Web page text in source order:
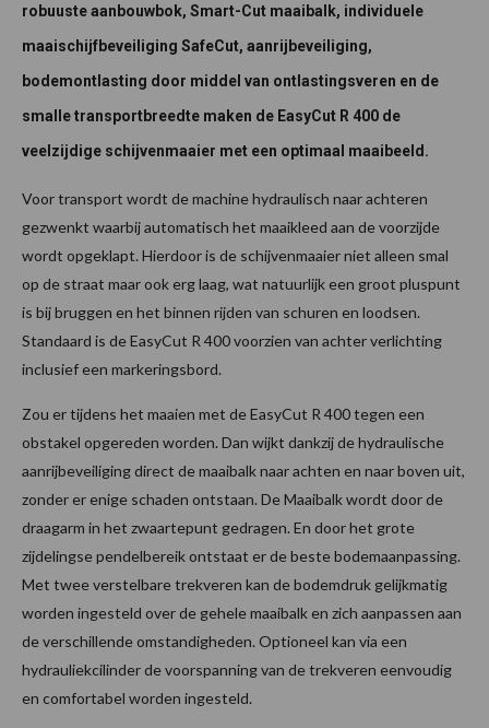
robuuste aanbouwbok, Smart-Cut maaibalk, individuele
maaischijfbeveiliging SafeCut, aanrijbeveiliging,
bodemontlasting door middel van ontlastingsveren en de
smalle transportbreedte maken de EasyCut R 400 de
veelzijdige schijvenmaaier met een optimaal maaibeeld.
Voor transport wordt de machine hydraulisch naar achteren
gezwenkt waarbij automatisch het maaikleed aan de voorzijde
wordt opgeklapt. Hierdoor is de schijvenmaaier niet alleen smal
op de straat maar ook erg laag, wat natuurlijk een groot pluspunt
is bij bruggen en het binnen rijden van schuren en loodsen.
Standaard is de EasyCut R 400 voorzien van achter verlichting
inclusief een markeringsbord.
Zou er tijdens het maaien met de EasyCut R 400 tegen een
obstakel opgereden worden. Dan wijkt dankzij de hydraulische
aanrijbeveiliging direct de maaibalk naar achten en naar boven uit,
zonder er enige schaden ontstaan. De Maaibalk wordt door de
draagarm in het zwaartepunt gedragen. En door het grote
zijdelingse pendelbereik ontstaat er de beste bodemaanpassing.
Met twee verstelbare trekveren kan de bodemdruk gelijkmatig
worden ingesteld over de gehele maaibalk en zich aanpassen aan
de verschillende omstandigheden. Optioneel kan via een
hydrauliekcilinder de voorspanning van de trekveren eenvoudig
en comfortabel worden ingesteld.